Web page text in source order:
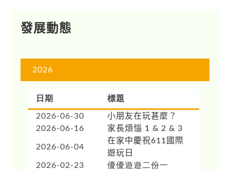
發展動態
2026
日期 標題
2026-06-30
小朋友在玩甚麼？
2026-06-16
家長煩惱 1 & 2 & 3
2026-06-04
在家中慶祝611國際
遊玩日
2026-02-23
優優遊遊二份一